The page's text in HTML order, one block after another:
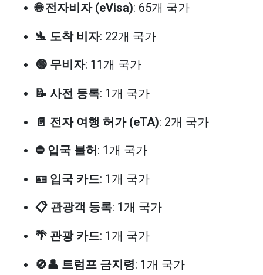
🌐 전자비자 (eVisa): 65개 국가
🛬 도착 비자: 22개 국가
🟢 무비자: 11개 국가
📝 사전 등록: 1개 국가
📄 전자 여행 허가 (eTA): 2개 국가
⛔ 입국 불허: 1개 국가
🪪 입국 카드: 1개 국가
📋 관광객 등록: 1개 국가
🌴 관광 카드: 1개 국가
🚫👤 트럼프 금지령: 1개 국가